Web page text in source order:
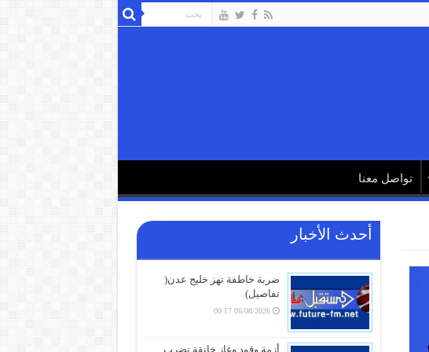
تواصل معنا
أحدث الأخبار
ضربة خاطفة تهز خليج عدن(
تفاصيل)
06/08/2026 00:17
أزمة وقود وغاز خانقة تضرب